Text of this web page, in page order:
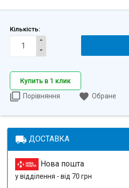
Кількість:
Купить в 1 клик
Порівняння
Обране
local_shipping ДОСТАВКА
Нова пошта
у відділення - від 70 грн